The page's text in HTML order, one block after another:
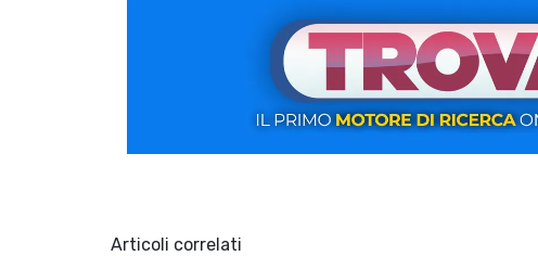
Articoli correlati